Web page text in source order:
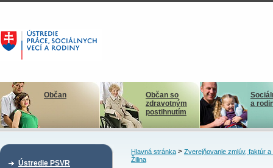
Občan
Občan so
zdravotným
postihnutím
a
Ústredie PSVR
Hlavná stránka> Zverejňovanie zmlúv, faktúr a
Žilina